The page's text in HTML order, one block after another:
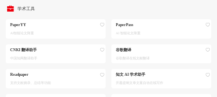
学术工具
PaperYY
AI智能论文降重
PaperPass
AI 智能论文降重
CNKI 翻译助手
中国知网翻译助手
谷歌翻译
谷歌翻译在线文献翻译
Readpaper
支持文献摘录、总结等功能
知文 AI 学术助手
开题提纲文章文案自动在线写作